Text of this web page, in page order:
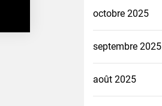
octobre 2025
septembre 2025
août 2025